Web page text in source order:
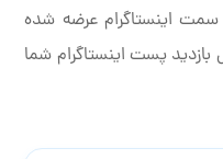
سمت اینستاگرام عرضه شده
بازدید پست اینستاگرام شما